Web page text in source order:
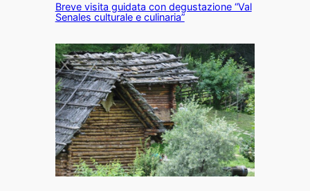
Breve visita guidata con degustazione “Val
Senales culturale e culinaria”